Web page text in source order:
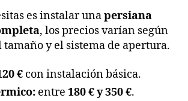
es instalar unapersiana
, los precios varían según
y el sistema de apertura.
€ con instalación básica.
entre 180 € y 350 €.